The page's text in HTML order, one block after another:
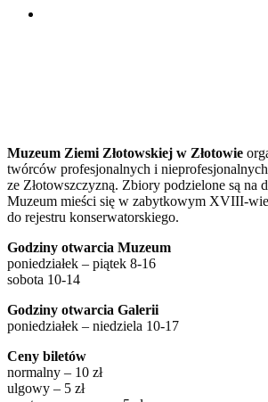
Muzeum Ziemi Złotowskiej w Złotowie
twórców profesjonalnych i
ze Złotowszczyzną. Zbiory podzielone są na
Muzeum mieści się w zabytkowym XVIII-
do rejestru konserwatorskiego.
Godziny otwarcia Muzeum
poniedziałek – piątek 8-16
sobota 10-14
Godziny otwarcia Galerii
poniedziałek – niedziela 10-17
Ceny biletów
normalny – 10 zł
ulgowy – 5 zł